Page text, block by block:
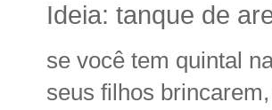
Ideia: tanque de
se você tem quintal
seus filhos